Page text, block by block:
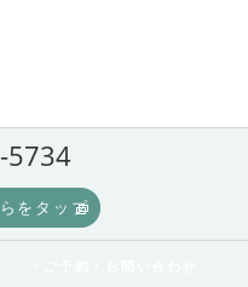
5734
をタップ